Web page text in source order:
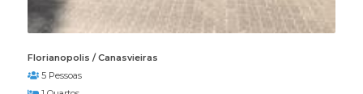
Florianopolis / Canasvieiras
5 Pessoas